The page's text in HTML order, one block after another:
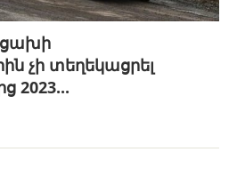
չի տեղեկացրել
2023...